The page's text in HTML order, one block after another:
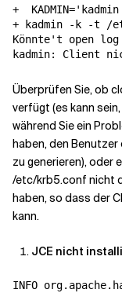
+ KADMIN=
+ kadmin -k -t /
Könnte't open
kadmin: Client
Überprüfen Sie, ob
verfügt (es kann
während Sie ein
haben, den
zu generieren), oder
/etc/krb5.conf nicht
haben, so dass der
kann.
JCE nicht
INFO